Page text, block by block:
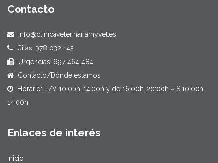
Contacto
info@clinicaveterinariamyvet.es
Citas: 978 032 145
Urgencias: 697 464 484
Contacto/Dónde estamos
Horario: L/V 10:00h-14:00h y de 16:00h-20:00h ~ S 10:00h-
14:00h
Enlaces de interés
Inicio